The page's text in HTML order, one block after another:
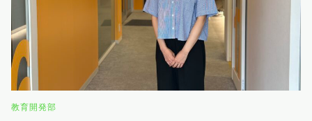
教育開発部